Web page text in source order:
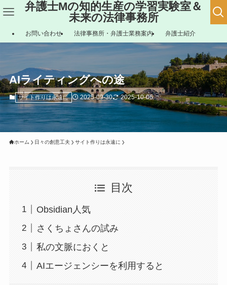
弁護士Mの知的生産の学習実験室＆
未来の法律事務所
お問い合わせ 法律事務所・弁護士業務案内 弁護士紹介
AIライティングへの途
サイト作りは永遠に 2025-09-30 2025-10-06
ホーム 日々の創意工夫 サイト作りは永遠に
目次
Obsidian人気
さくちょさんの試み
私の文脈におくと
AIエージェンシーを利用すると